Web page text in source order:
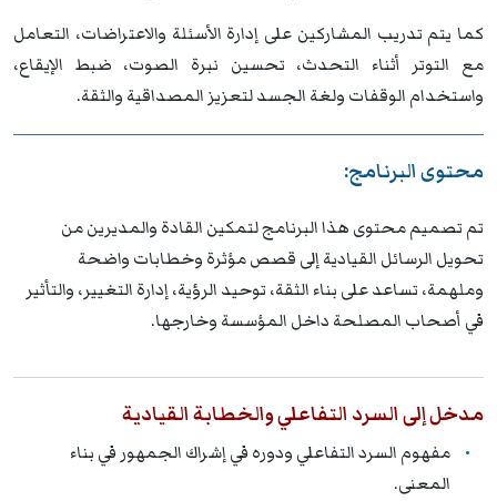
كما يتم تدريب المشاركين على إدارة الأسئلة والاعتراضات، التعامل
مع التوتر أثناء التحدث، تحسين نبرة الصوت، ضبط الإيقاع،
واستخدام الوقفات ولغة الجسد لتعزيز المصداقية والثقة.
محتوى البرنامج:
تم تصميم محتوى هذا البرنامج لتمكين القادة والمديرين من
تحويل الرسائل القيادية إلى قصص مؤثرة وخطابات واضحة
وملهمة، تساعد على بناء الثقة، توحيد الرؤية، إدارة التغيير، والتأثير
في أصحاب المصلحة داخل المؤسسة وخارجها.
مدخل إلى السرد التفاعلي والخطابة القيادية
مفهوم السرد التفاعلي ودوره في إشراك الجمهور في بناء
المعنى.